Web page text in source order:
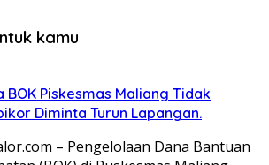
kamu
BOK Piskesmas Maliang Tidak
Diminta Turun Lapangan.
– Pengelolaan Dana Bantuan